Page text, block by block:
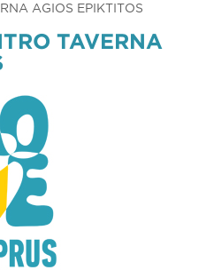
AGIOS EPIKTITOS
TAVERNA